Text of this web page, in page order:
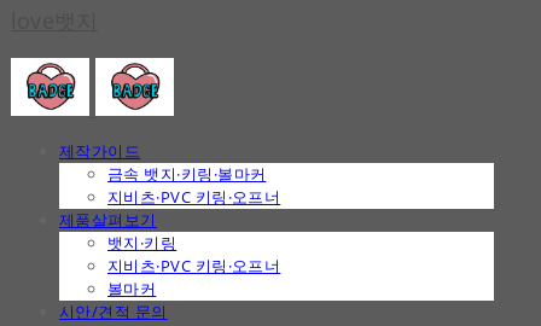
제작가이드
금속 뱃지·키링·볼마커
지비츠·PVC 키링·오프너
제품살펴보기
뱃지·키링
지비츠·PVC 키링·오프너
볼마커
시안/견적 문의